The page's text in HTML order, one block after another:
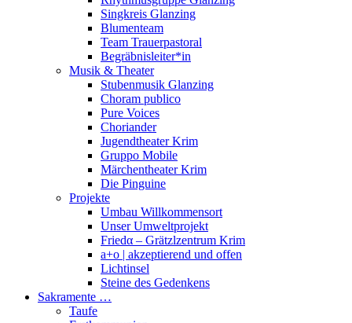
Singkreis Glanzing
Blumenteam
Team Trauerpastoral
Begräbnisleiter*in
Musik & Theater
Stubenmusik Glanzing
Choram publico
Pure Voices
Choriander
Jugendtheater Krim
Gruppo Mobile
Märchentheater Krim
Die Pinguine
Projekte
Umbau Willkommensort
Unser Umweltprojekt
Friedα – Grätzlzentrum Krim
a+o | akzeptierend und offen
Lichtinsel
Steine des Gedenkens
Sakramente …
Taufe